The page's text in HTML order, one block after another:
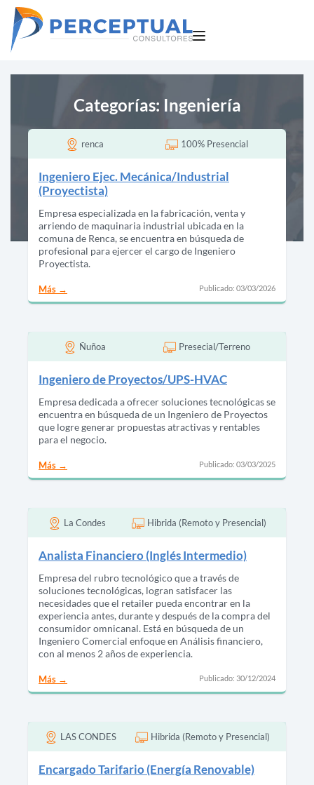
Categorías: Ingeniería
Ingeniero Ejec. Mecánica/Industrial
(Proyectista)
Empresa especializada en la fabricación, venta y
arriendo de maquinaria industrial ubicada en la
comuna de Renca, se encuentra en búsqueda de
profesional para ejercer el cargo de Ingeniero
Proyectista.
Más Publicado: 03/03/2026
renca 100% Presencial
Ingeniero de Proyectos/UPS-HVAC
Empresa dedicada a ofrecer soluciones tecnológicas se
encuentra en búsqueda de un Ingeniero de Proyectos
que logre generar propuestas atractivas y rentables
para el negocio.
Más Publicado: 03/03/2025
Ñuñoa Presecial/Terreno
Analista Financiero (Inglés Intermedio)
Empresa del rubro tecnológico que a través de
soluciones tecnológicas, logran satisfacer las
necesidades que el retailer pueda encontrar en la
experiencia antes, durante y después de la compra del
consumidor omnicanal. Está en búsqueda de un
Ingeniero Comercial enfoque en Análisis financiero,
con al menos 2 años de experiencia.
Más Publicado: 30/12/2024
La Condes Hibrida (Remoto y Presencial)
Encargado Tarifario (Energía Renovable)
LAS CONDES Hibrida (Remoto y Presencial)